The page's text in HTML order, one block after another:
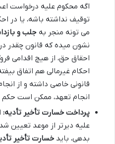
اگه محکوم علیه درخواست
توقیف نداشته باشه، یا در
می تونه منجر به جلب و
نشون میده که قانون چقدر
احقاق حق، از هیچ اقدامی
احکام غیرمالی هم اتفاق
قانونی خاصی داشته و از
انجام تعهد، ممکن است
پرداخت خسارت تأخیر تأدیه:
علیه دیرتر از موعد تعیین
بدهی، باید خسارت تأخیر